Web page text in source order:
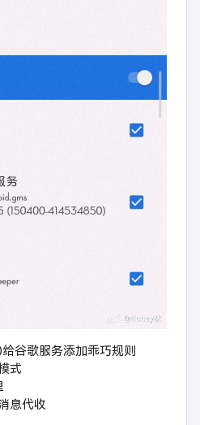
谷歌服务添加乖巧规则
式
息代收